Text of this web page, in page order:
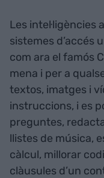
Les intel·ligències
sistemes d’accés
com ara el famós
mena i per a
textos, imatges i
instruccions, i es
preguntes,
llistes de música,
càlcul, millorar
clàusules d’un